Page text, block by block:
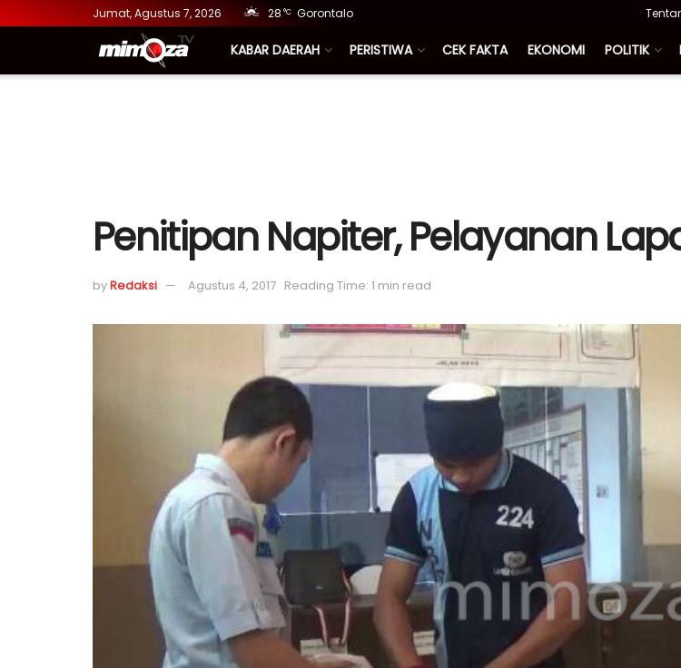
Jumat, Agustus 7, 2026 28 °C Gorontalo
KABAR DAERAH PERISTIWA CEK FAKTA EKONOMI POLITIK
Penitipan Napiter, Pelayanan
byRedaksi Agustus 4, 2017 Reading Time: 1 min read